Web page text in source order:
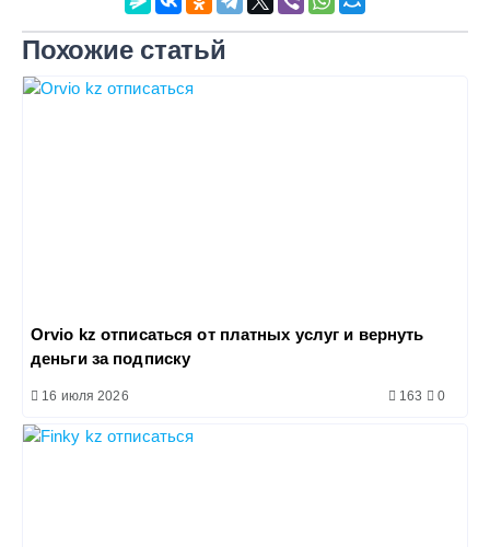
Похожие статьй
Orvio kz отписаться от платных услуг и вернуть
деньги за подписку
16 июля 2026 163 0